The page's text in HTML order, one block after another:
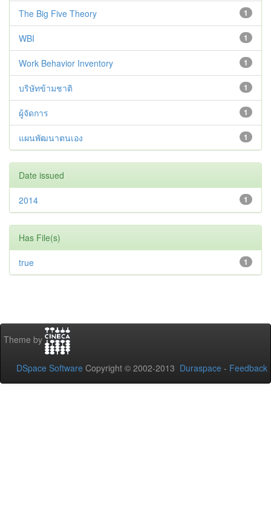
1
The Big Five Theory
1
WBI
1
Work Behavior Inventory
1
บริษัทข้ามชาติ
1
ผู้จัดการ
1
แผนพัฒนาตนเอง
Date issued
1
2014
Has File(s)
1
true
Theme by
DSpace Software Copyright © 2002-2013 Duraspace - Feedback